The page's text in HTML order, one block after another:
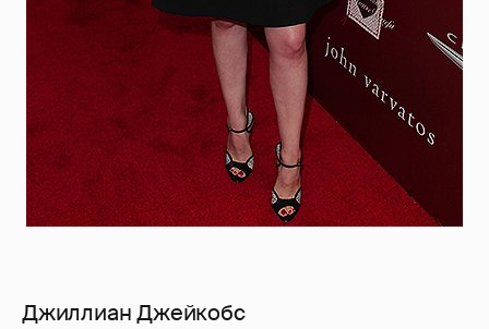
Джиллиан Джейкобс